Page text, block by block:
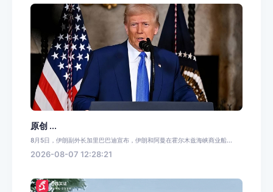
原创 ...
8月5日，伊朗副外长加里巴巴迪宣布，伊朗和阿曼在霍尔木兹海峡商业船...
2026-08-07 12:28:21